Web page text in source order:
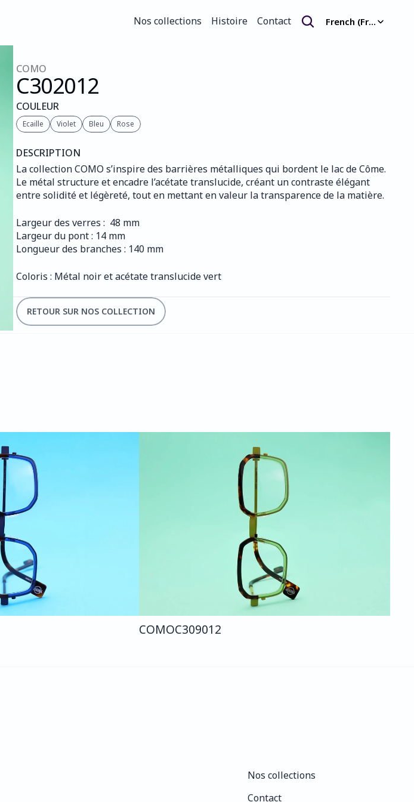
Nos collections
Histoire
Contact
French (France)
COMO
C302012
COULEUR
Ecaille Violet Bleu Rose
DESCRIPTION
La collection COMO s’inspire des barrières métalliques qui bordent le lac de Côme.
Le métal structure et encadre l’acétate translucide, créant un contraste élégant
entre solidité et légèreté, tout en mettant en valeur la transparence de la matière.
Largeur des verres :  48 mm
Largeur du pont : 14 mm
Longueur des branches : 140 mm
Coloris : Métal noir et acétate translucide vert
RETOUR SUR NOS COLLECTION
COMOC309012
Nos collections
Contact